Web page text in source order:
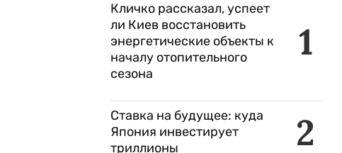
1
Кличко рассказал, успеет
ли Киев восстановить
энергетические объекты к
началу отопительного
сезона
2
Ставка на будущее: куда
Япония инвестирует
триллионы